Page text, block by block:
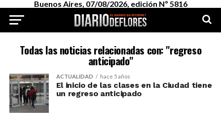
Buenos Aires, 07/08/2026, edición Nº 5816
Todas las noticias relacionadas con: "regreso
anticipado"
ACTUALIDAD hace 5 años
El inicio de las clases en la Ciudad tiene
un regreso anticipado